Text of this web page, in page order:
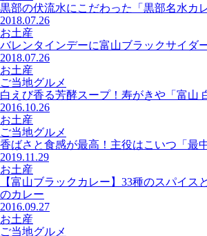
黒部の伏流水にこだわった「黒部名水カレ
2018.07.26
お土産
バレンタインデーに富山ブラックサイダ
2018.07.26
お土産
ご当地グルメ
白えび香る芳酵スープ！寿がきや「富山
2016.10.26
お土産
ご当地グルメ
香ばさと食感が最高！主役はこいつ「最
2019.11.29
お土産
【富山ブラックカレー】33種のスパイス
のカレー
2016.09.27
お土産
ご当地グルメ